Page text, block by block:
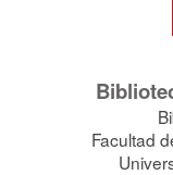
Facultad